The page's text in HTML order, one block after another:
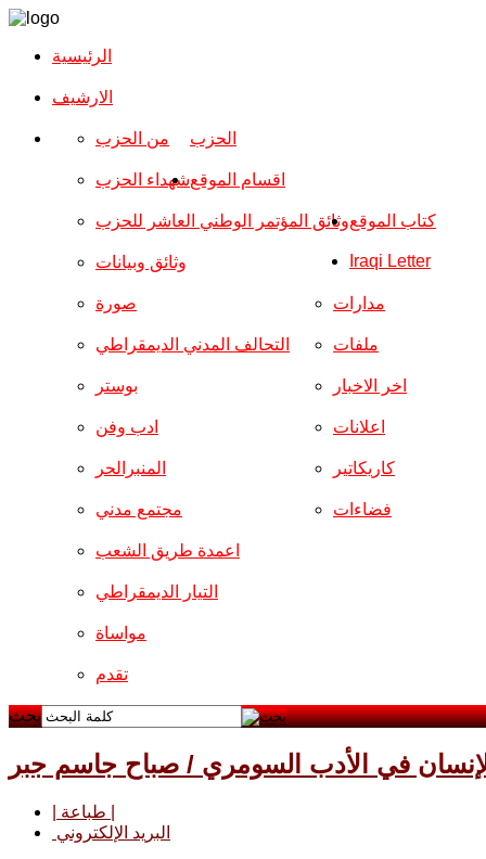
الرئيسية
الارشیف
الحزب من الحزب
شهداء الحزب
وثائق المؤتمر الوطني العاشر للحزب
وثائق وبيانات
اقسام الموقع
صورة
التحالف المدني الديمقراطي
بوستر
ادب وفن
المنبرالحر
مجتمع مدني
مدارات
ملفات
اخر الاخبار
اعلانات
كاريكاتير
فضاءات
اعمدة طريق الشعب
التيار الديمقراطي
مواساة
تقدم
كتاب الموقع
Iraqi Letter
بحث
في الأدب السومري / صباح جاسم جبر
البريد الإلكتروني